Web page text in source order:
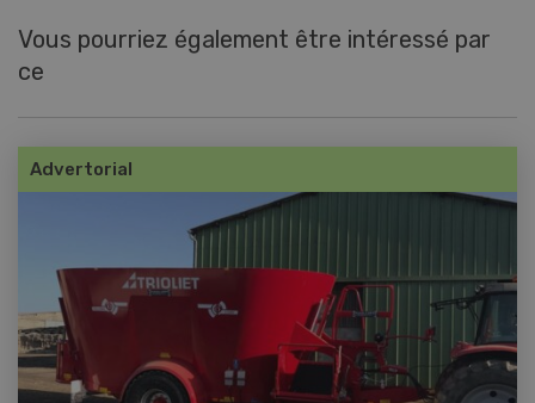
Vous pourriez également être intéressé par
ce
Advertorial